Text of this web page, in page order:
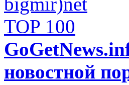
новостной